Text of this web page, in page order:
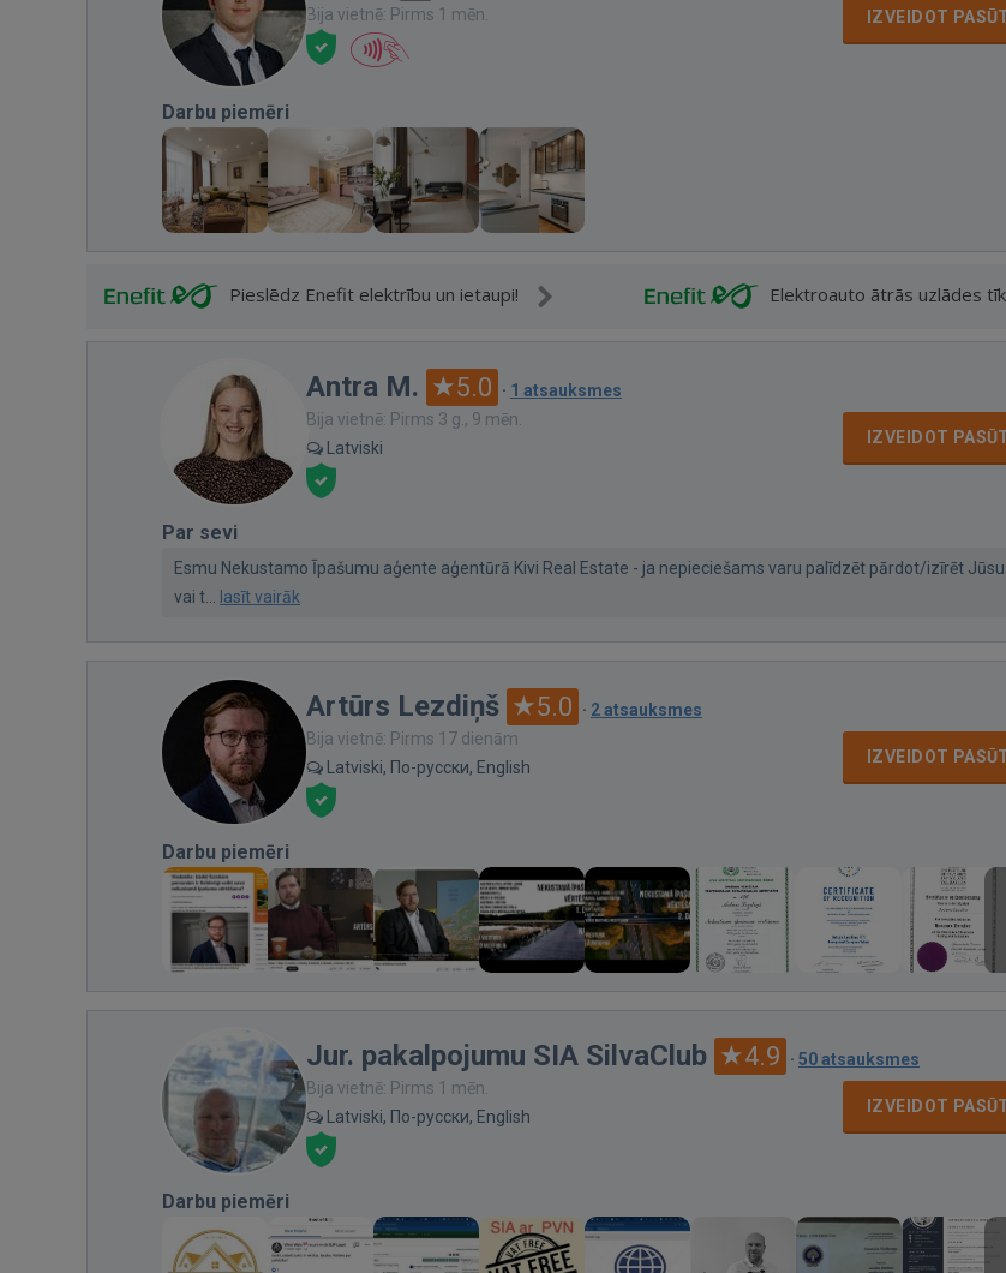
Bija vietnē: Pirms 1 mēn.
IZVEIDOT
Darbu piemēri
Pieslēdz Enefit elektrību un ietaupi! Elektroauto ātrās uzlādes
Antra M. 5.0 · 1 atsauksmes
Bija vietnē: Pirms 3 g., 9 mēn.
Latviski
IZVEIDOT
Par sevi
Esmu Nekustamo Īpašumu aģente aģentūrā Kivi Real Estate - ja nepieciešams varu palīdzēt pārdot/izīrēt
vai t... lasīt vairāk
Artūrs Lezdiņš 5.0 · 2 atsauksmes
Bija vietnē: Pirms 17 dienām
Latviski, По-русски, English
IZVEIDOT
Darbu piemēri
Jur. pakalpojumu SIA SilvaClub 4.9 · 50 atsauksmes
Bija vietnē: Pirms 1 mēn.
Latviski, По-русски, English
IZVEIDOT
Darbu piemēri